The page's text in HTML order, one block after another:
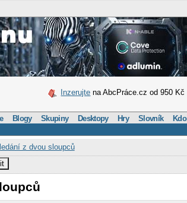
Inzerujte na AbcPráce.cz od 950 Kč
Blogy Skupiny Desktopy Hry Slovník
z dvou sloupců